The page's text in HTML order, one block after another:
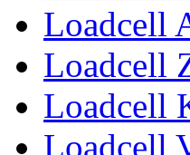
Loadcell
Loadcell
Loadcell
Loadcell